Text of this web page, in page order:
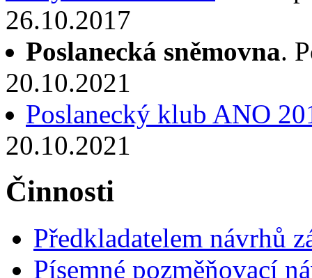
26.10.2017
Poslanecká sněmovna.
20.10.2021
Poslanecký klub ANO
20.10.2021
Činnosti
Předkladatelem návrhů
Písemné pozměňovací